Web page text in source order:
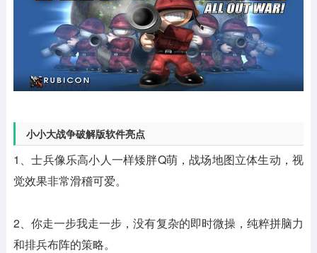
小小大战争破解版软件亮点
1、士兵像乐高小人一样矮胖Q萌，战场地图立体生动，视
觉效果非常滑稽可爱。
2、你走一步我走一步，没有复杂的即时微操，纯粹拼脑力
和排兵布阵的策略。